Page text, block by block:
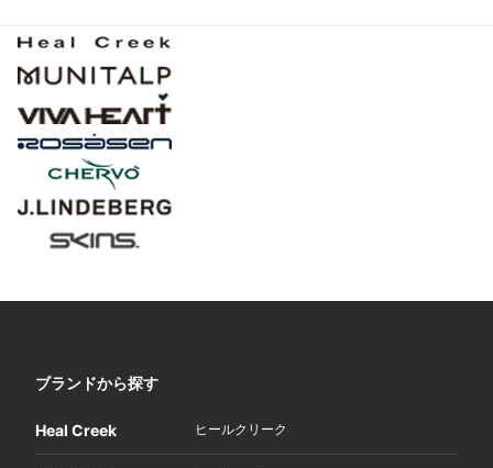
ブランドから探す
Heal Creek ヒールクリーク